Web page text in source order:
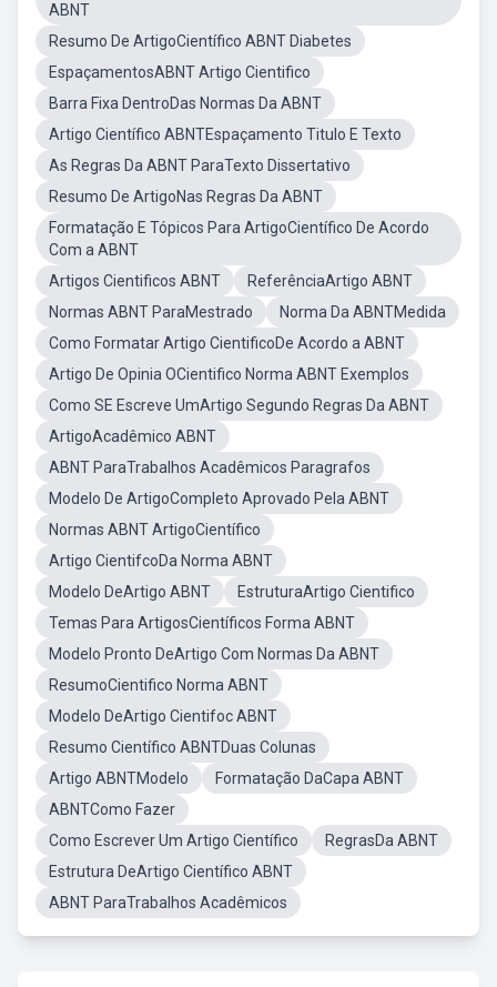
ABNT
Resumo De ArtigoCientífico ABNT Diabetes
EspaçamentosABNT Artigo Cientifico
Barra Fixa DentroDas Normas Da ABNT
Artigo Científico ABNTEspaçamento Titulo E Texto
As Regras Da ABNT ParaTexto Dissertativo
Resumo De ArtigoNas Regras Da ABNT
Formatação E Tópicos Para ArtigoCientífico De Acordo
Com a ABNT
Artigos Cientificos ABNT
ReferênciaArtigo ABNT
Normas ABNT ParaMestrado
Norma Da ABNTMedida
Como Formatar Artigo CientificoDe Acordo a ABNT
Artigo De Opinia OCientifico Norma ABNT Exemplos
Como SE Escreve UmArtigo Segundo Regras Da ABNT
ArtigoAcadêmico ABNT
ABNT ParaTrabalhos Acadêmicos Paragrafos
Modelo De ArtigoCompleto Aprovado Pela ABNT
Normas ABNT ArtigoCientífico
Artigo CientifcoDa Norma ABNT
Modelo DeArtigo ABNT
EstruturaArtigo Cientifico
Temas Para ArtigosCientíficos Forma ABNT
Modelo Pronto DeArtigo Com Normas Da ABNT
ResumoCientifico Norma ABNT
Modelo DeArtigo Cientifoc ABNT
Resumo Científico ABNTDuas Colunas
Artigo ABNTModelo
Formatação DaCapa ABNT
ABNTComo Fazer
Como Escrever Um Artigo Científico
RegrasDa ABNT
Estrutura DeArtigo Científico ABNT
ABNT ParaTrabalhos Acadêmicos